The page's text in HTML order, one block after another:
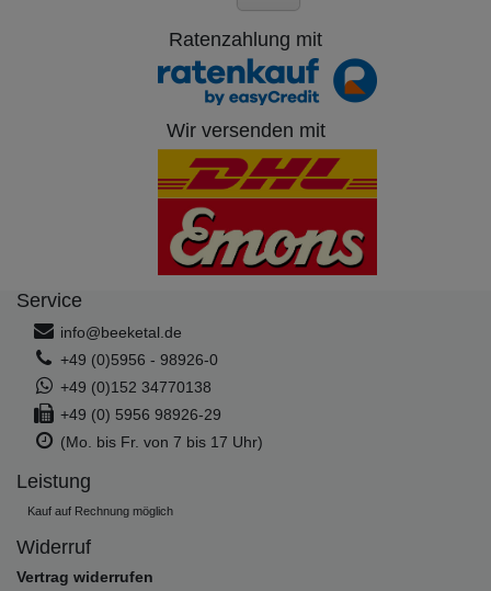
Ratenzahlung mit
Wir versenden mit
Service
info@beeketal.de
+49 (0)5956 - 98926-0
+49 (0)152 34770138
+49 (0) 5956 98926-29
(Mo. bis Fr. von 7 bis 17 Uhr)
Leistung
Kauf auf Rechnung möglich
Widerruf
Vertrag widerrufen